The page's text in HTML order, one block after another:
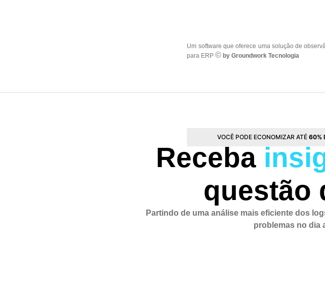
Um software que oferece uma solução de
para ERP© by Groundwork Tecnologia
VOCÊ PODE ECONOMIZAR ATÉ60%
Receba
questão
Partindo de uma análise mais eficiente dos
problemas no dia